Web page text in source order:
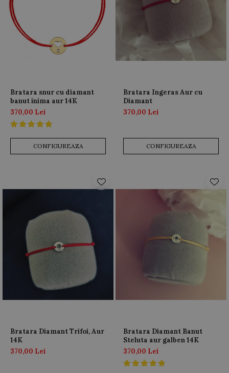
Bratara snur cu diamant
banut inima aur 14K
370,00 Lei
CONFIGUREAZA
Bratara Ingeras Aur cu
Diamant
370,00 Lei
CONFIGUREAZA
Bratara Diamant Trifoi, Aur
14K
370,00 Lei
Bratara Diamant Banut
Steluta aur galben 14K
370,00 Lei